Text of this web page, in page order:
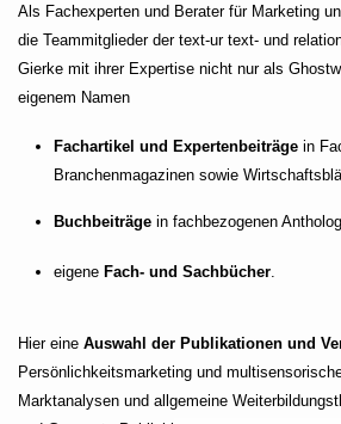
Als Fachexperten und Berater für Marketing
die Teammitglieder der text-ur text- und
Gierke mit ihrer Expertise nicht nur als
eigenem Namen
Fachartikel und Expertenbeiträge in
Branchenmagazinen sowie
Buchbeiträge in fachbezogenen
eigene Fach- und Sachbücher.
Hier eine Auswahl der Publikationen und
Persönlichkeitsmarketing und
Marktanalysen und allgemeine